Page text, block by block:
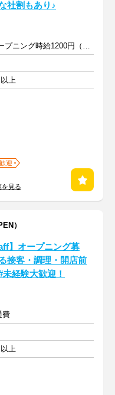
社割もあり♪
通常時給1150円/オープニング時給1200円（2026年12月31日まで）
上
迎
見る
）
】オープニング募
接客・調理・開店前
経験大歓迎！
費
上